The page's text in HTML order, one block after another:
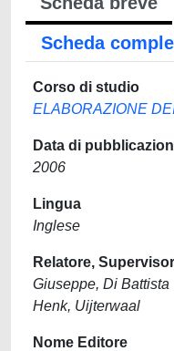
Scheda
Corso di studio
ELABORAZIONE
Data di
2006
Lingua
Inglese
Relatore,
Giuseppe, Di Battista
Henk, Uijterwaal
Nome Editore